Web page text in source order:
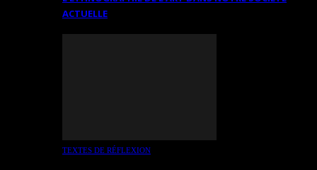
ACTUELLE
TEXTES DE RÉFLEXION